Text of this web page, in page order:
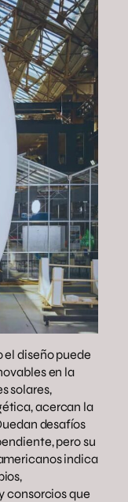
diseño puede
en la
solares,
acercan la
desafíos
pero su
indica
consorcios que